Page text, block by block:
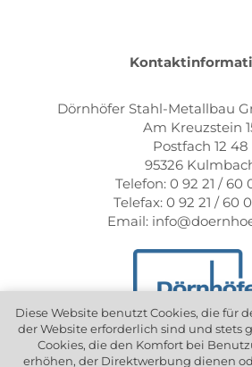
Diese Website benutzt Cookies, die für
der Website erforderlich sind und stets
Cookies, die den Komfort bei
erhöhen, der Direktwerbung dienen
Dörnhöfer Stahl-Metallbau
Am Kreuzstein
Postfach 12 48
95326
Telefon: 0 92 21 / 60
Telefax: 0 92 21 / 60
Email: